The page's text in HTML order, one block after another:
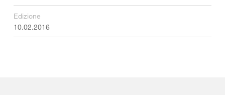
Edizione
10.02.2016